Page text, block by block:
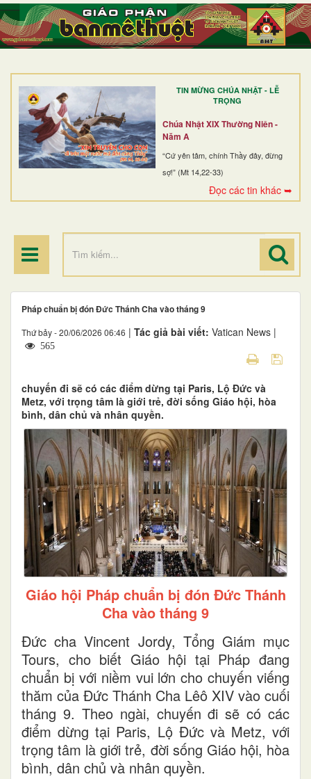
TIN MỪNG CHÚA NHẬT - LỄ
TRỌNG
Chúa Nhật XIX Thường Niên -
Năm A
“Cứ yên tâm, chính Thầy đây, đừng
sợ!” (Mt 14,22-33)
Đọc các tin khác ➥
TRANG NHẤT
GIỚI THIỆU
DÒNG TU
BAN MỤC VỤ
ĐOÀN THỂ CG
ĐIỂM HÀNH HƯƠNG
Pháp chuẩn bị đón Đức Thánh Cha vào tháng 9
Thứ bảy - 20/06/2026 06:46 | Tác giả bài viết: Vatican News |
565
chuyến đi sẽ có các điểm dừng tại Paris, Lộ Đức và
Metz, với trọng tâm là giới trẻ, đời sống Giáo hội, hòa
bình, dân chủ và nhân quyền.
Giáo hội Pháp chuẩn bị đón Đức Thánh
Cha vào tháng 9
Đức cha Vincent Jordy, Tổng Giám mục
Tours, cho biết Giáo hội tại Pháp đang
chuẩn bị với niềm vui lớn cho chuyến viếng
thăm của Đức Thánh Cha Lêô XIV vào cuối
tháng 9. Theo ngài, chuyến đi sẽ có các
điểm dừng tại Paris, Lộ Đức và Metz, với
trọng tâm là giới trẻ, đời sống Giáo hội, hòa
bình, dân chủ và nhân quyền.